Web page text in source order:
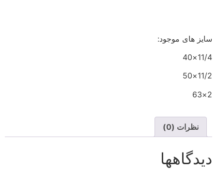
سایز های موجود:
11/4×40
11/2×50
2×63
نظرات (0)
دیدگاهها